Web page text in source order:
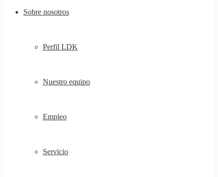
Sobre nosotros
Perfil LDK
Nuestro equipo
Empleo
Servicio